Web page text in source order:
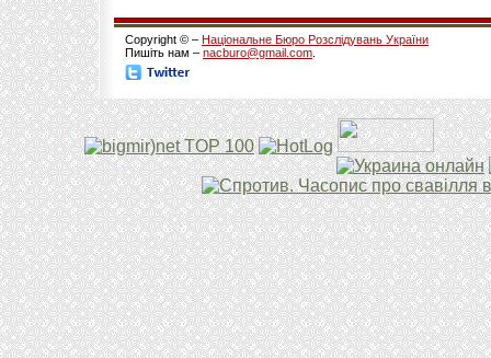
Copyright © – Національне Бюро Розслідувань України
Пишіть нам – nacburo@gmail.com